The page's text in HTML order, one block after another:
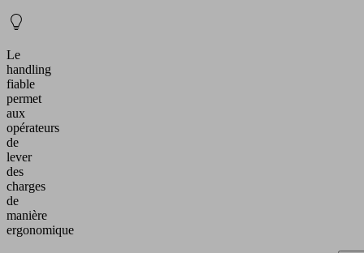
Le
handling
fiable
permet
aux
opérateurs
de
lever
des
charges
de
manière
ergonomique